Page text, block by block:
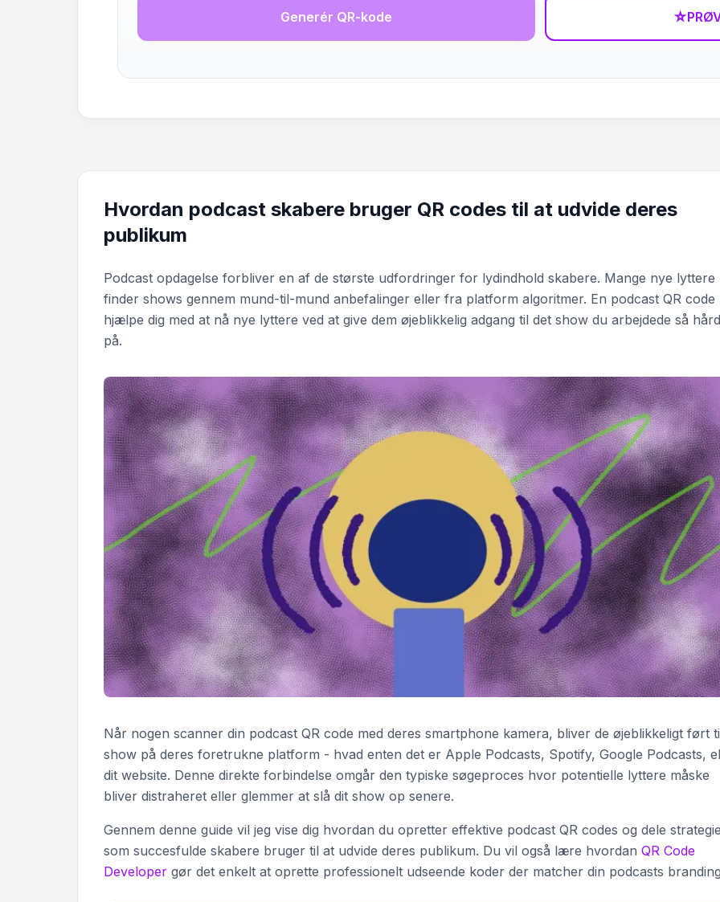
Generér QR-kode ☆
Hvordan podcast skabere bruger QR codes til at udvide deres
publikum
Podcast opdagelse forbliver en af de største udfordringer for lydindhold skabere. Mange nye lyttere
finder shows gennem mund-til-mund anbefalinger eller fra platform algoritmer. En podcast QR code
hjælpe dig med at nå nye lyttere ved at give dem øjeblikkelig adgang til det show du arbejdede så
på.
Når nogen scanner din podcast QR code med deres smartphone kamera, bliver de øjeblikkeligt ført
show på deres foretrukne platform - hvad enten det er Apple Podcasts, Spotify, Google Podcasts,
dit website. Denne direkte forbindelse omgår den typiske søgeproces hvor potentielle lyttere måske
bliver distraheret eller glemmer at slå dit show op senere.
Gennem denne guide vil jeg vise dig hvordan du opretter effektive podcast QR codes og dele
som succesfulde skabere bruger til at udvide deres publikum. Du vil også lære hvordan QR Code
Developer gør det enkelt at oprette professionelt udseende koder der matcher din podcasts